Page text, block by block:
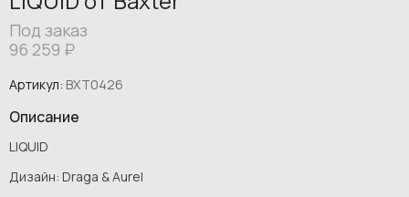
Под заказ
96 259 ₽
Артикул: BXT0426
Описание
LIQUID
Дизайн: Draga & Aurel